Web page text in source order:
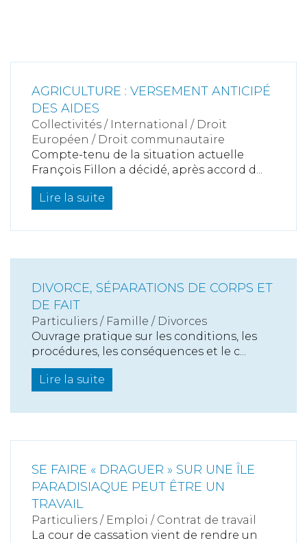
AGRICULTURE : VERSEMENT ANTICIPÉ
DES AIDES
Collectivités / International / Droit
Européen / Droit communautaire
Compte-tenu de la situation actuelle
François Fillon a décidé, après accord d...
Lire la suite
DIVORCE, SÉPARATIONS DE CORPS ET
DE FAIT
Particuliers / Famille / Divorces
Ouvrage pratique sur les conditions, les
procédures, les conséquences et le c...
Lire la suite
SE FAIRE « DRAGUER » SUR UNE ÎLE
PARADISIAQUE PEUT ÊTRE UN
TRAVAIL
Particuliers / Emploi / Contrat de travail
La cour de cassation vient de rendre un